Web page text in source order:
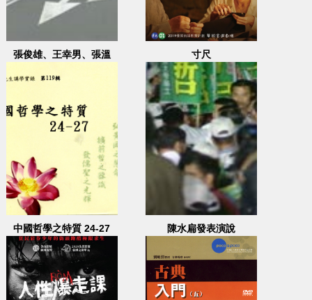
張俊雄、王幸男、張溫
行
寸尺
中國哲學之特質 24-27 陳水扁發表演說